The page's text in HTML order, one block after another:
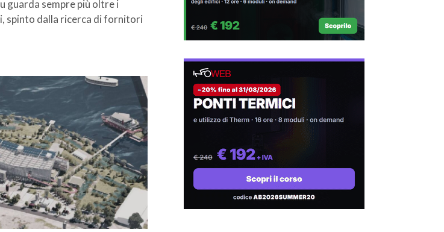
guarda sempre più oltre i
spinto dalla ricerca di fornitori